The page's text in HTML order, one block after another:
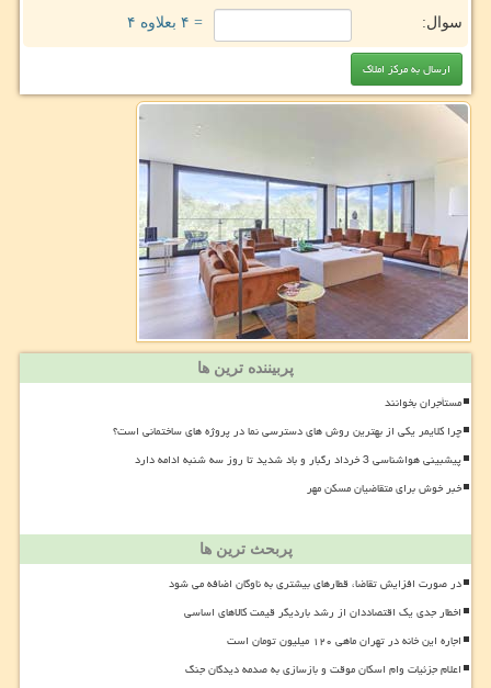
سوال: = ۴ بعلاوه ۴
پربیننده ترین ها
مستأجران بخوانند
چرا کلایمر یکی از بهترین روش های دسترسی نما در پروژه های ساختمانی است؟
پیشبینی هواشناسی 3 خرداد رگبار و باد شدید تا روز سه شنبه ادامه دارد
خبر خوش برای متقاضیان مسکن مهر
پربحث ترین ها
در صورت افزایش تقاضا، قطارهای بیشتری به ناوگان اضافه می شود
اخطار جدی یک اقتصاددان از رشد باردیگر قیمت کالاهای اساسی
اجاره این خانه در تهران ماهی ۱۲۰ میلیون تومان است
اعلام جزئیات وام اسکان موقت و بازسازی به صدمه دیدگان جنگ